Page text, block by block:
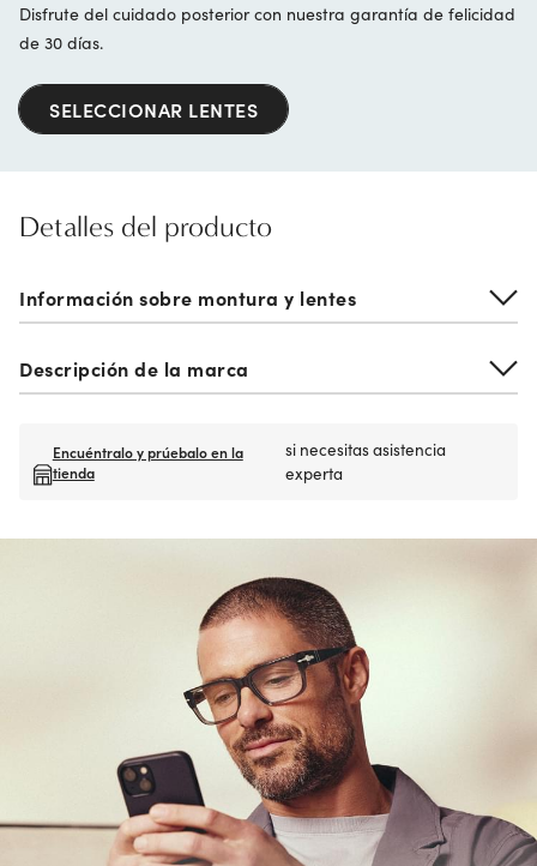
Disfrute del cuidado posterior con nuestra garantía de felicidad
de 30 días.
SELECCIONAR LENTES
Detalles del producto
Información sobre montura y lentes
Descripción de la marca
Encuéntralo y prúebalo en la
tienda
si necesitas asistencia
experta